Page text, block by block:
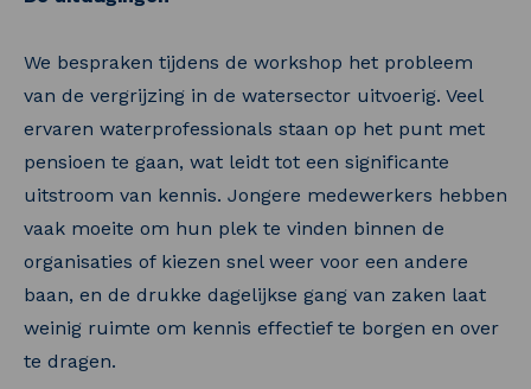
We bespraken tijdens de workshop het probleem
van de vergrijzing in de watersector uitvoerig. Veel
ervaren waterprofessionals staan op het punt met
pensioen te gaan, wat leidt tot een significante
uitstroom van kennis. Jongere medewerkers hebben
vaak moeite om hun plek te vinden binnen de
organisaties of kiezen snel weer voor een andere
baan, en de drukke dagelijkse gang van zaken laat
weinig ruimte om kennis effectief te borgen en over
te dragen.